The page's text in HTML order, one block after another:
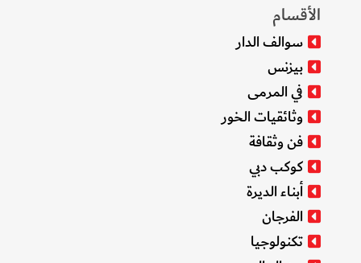
الأقسام
سوالف الدار
بيزنس
في المرمى
وثائقيات الخور
فن وثقافة
كوكب دبي
أبناء الديرة
الفرجان
تكنولوجيا